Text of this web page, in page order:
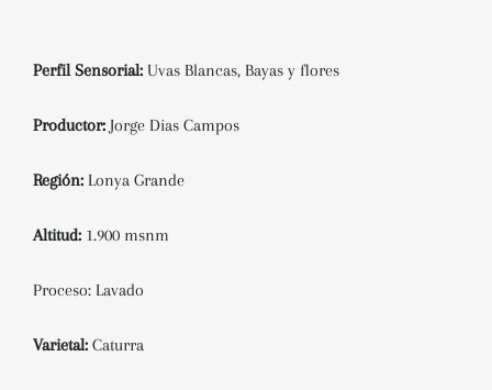
Perfil Sensorial: Uvas Blancas, Bayas y flores
Productor: Jorge Dias Campos
Región: Lonya Grande
Altitud: 1.900 msnm
Proceso: Lavado
Varietal: Caturra